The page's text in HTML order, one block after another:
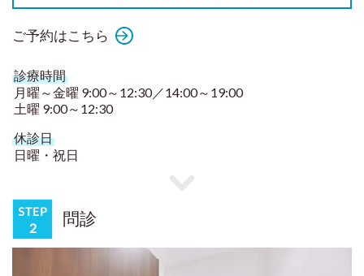
ご予約はこちら
診療時間
月曜～金曜 9:00～12:30／14:00～19:00
土曜 9:00～12:30
休診日
日曜・祝日
問診